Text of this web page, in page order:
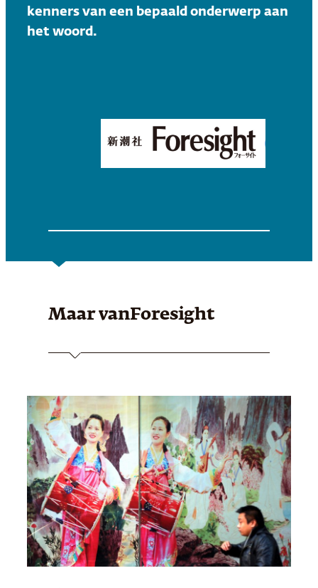
kenners van een bepaald onderwerp aan
het woord.
Maar vanForesight